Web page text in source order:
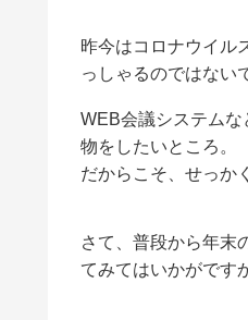
昨今はコロナウイル
っしゃるのではない
WEB会議システムな
物をしたいところ。
だからこそ、せっか
さて、普段から年末
てみてはいかがです